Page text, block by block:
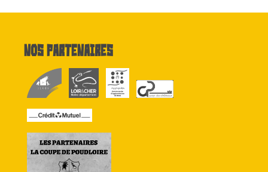
Nos partenaires